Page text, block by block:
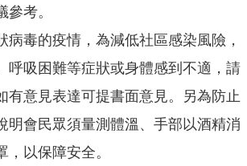
考。
病毒的疫情，為減低社區感染風險，
呼吸困難等症狀或身體感到不適，請
有意見表達可提書面意見。另為防止
明會民眾須量測體溫、手部以酒精消
以保障安全。